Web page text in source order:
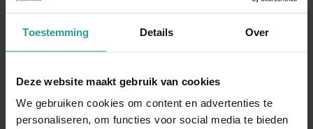
Toestemming Details Over
Deze website maakt gebruik van cookies
We gebruiken cookies om content en advertenties te
personaliseren, om functies voor social media te bieden
wachten tot de volgende dag met houtworm bestrijden in
Ermelo. Wij staan namelijk elk moment van de dag voor u
een erg onveilige situatie, is het belangrijk ons zo snel
mogelijk telefonisch te benaderen. Dat kan via het nummer
0341 26 54 30. Voor minder spoed is het invullen van ons